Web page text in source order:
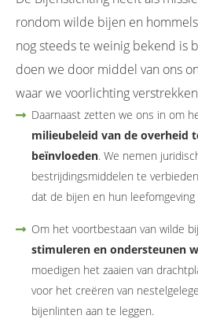
rondom wilde bijen en
nog steeds te weinig bekend is
doen we door middel van ons
waar we voorlichting
Daarnaast zetten we ons in om
milieubeleid van de overheid
beïnvloeden. We nemen
bestrijdingsmiddelen te
dat de bijen en hun
Om het voortbestaan van wilde
stimuleren en ondersteunen
moedigen het zaaien van
voor het creëren van
bijenlinten aan te leggen.